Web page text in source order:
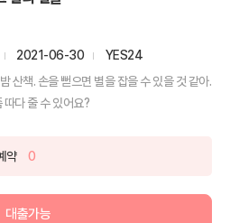
2021-06-30
YES24
산책. 손을 뻗으면 별을 잡을 수 있을 것 같아.
따다 줄 수 있어요?
약 0
대출가능